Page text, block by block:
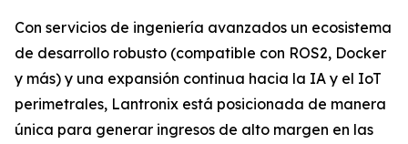
Con servicios de ingeniería avanzados un ecosistema
de desarrollo robusto (compatible con ROS2, Docker
y más) y una expansión continua hacia la IA y el IoT
perimetrales, Lantronix está posicionada de manera
única para generar ingresos de alto margen en las